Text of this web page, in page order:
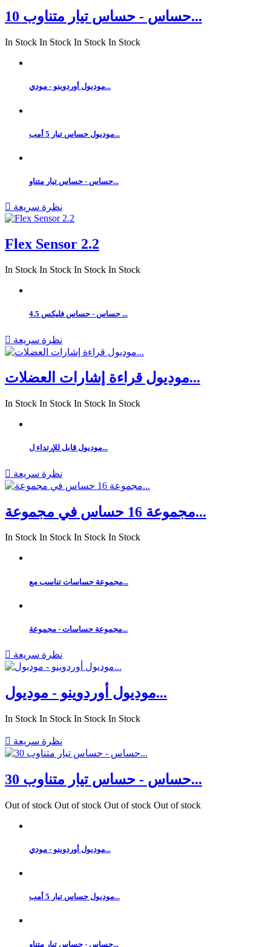
حساس - حساس تيار متناوب 10...
In Stock In Stock In Stock In Stock
موديول أوردوينو - مودي...
موديول حساس تيار 5 أمب...
حساس - حساس تيار متناو...
 نظرة سريعة
Flex Sensor 2.2
In Stock In Stock In Stock In Stock
حساس - حساس فليكس 4.5 ...
 نظرة سريعة
موديول قراءة إشارات العضلات...
In Stock In Stock In Stock In Stock
موديول قابل للإرتداء ل...
 نظرة سريعة
مجموعة 16 حساس في مجموعة...
In Stock In Stock In Stock In Stock
مجموعة حساسات تناسب مع...
مجموعة حساسات - مجموعة...
 نظرة سريعة
موديول أوردوينو - موديول...
In Stock In Stock In Stock In Stock
 نظرة سريعة
حساس - حساس تيار متناوب 30...
Out of stock Out of stock Out of stock Out of stock
موديول أوردوينو - مودي...
موديول حساس تيار 5 أمب...
حساس - حساس تيار متناو...